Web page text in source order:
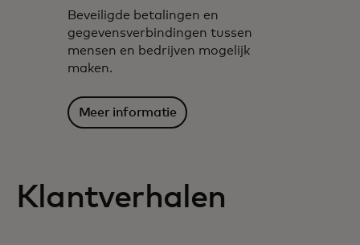
Beveiligde betalingen en
gegevensverbindingen tussen
mensen en bedrijven mogelijk
maken.
Meer informatie
Klantverhalen